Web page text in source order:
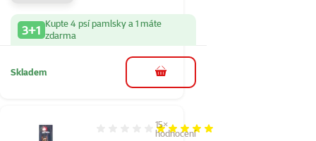
3+1 Kupte 4 psí pamlsky a 1 máte
zdarma
Skladem do košíku
Hodnocení 99%, počet hodnocení: 15
15×
hodnocení